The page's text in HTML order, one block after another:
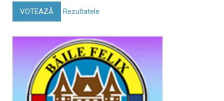
VOTEAZĂ Rezultatele